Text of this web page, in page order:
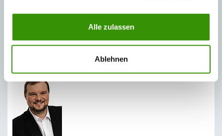
Alle zulassen
Ablehnen
Disposition Werk Purbach
Tel.: +43 2633/401-242
roman.beck@austrotherm.at